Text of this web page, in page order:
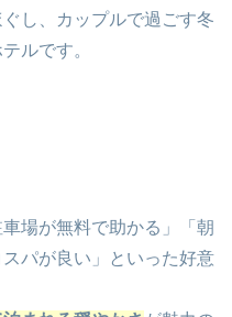
し、カップルで過ごす冬
ルです。
場が無料で助かる」「朝
パが良い」といった好意